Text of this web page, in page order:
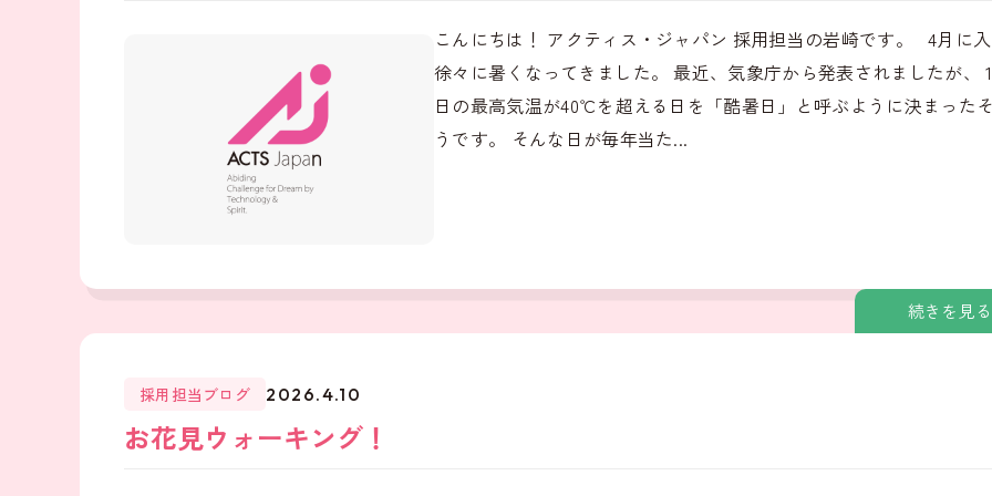
こんにちは！ アクティス・ジャパン 採用担当の岩崎です。 4月に入
徐々に暑くなってきました。 最近、気象庁から発表されましたが、 1
日の最高気温が40℃を超える日を「酷暑日」と呼ぶように決まったそ
うです。 そんな日が毎年当た...
続きを見る
採用担当ブログ 2026.4.10
お花見ウォーキング！